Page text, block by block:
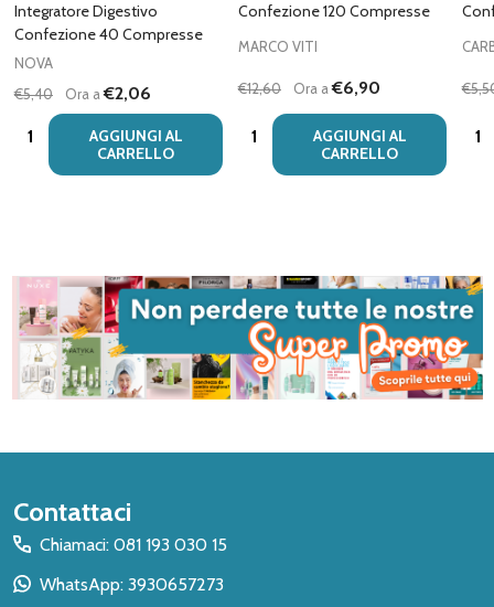
Integratore Digestivo
Confezione 40 Compresse
NOVA
€5,40
Ora a€2,06
Quantità:
AGGIUNGI AL
CARRELLO
Confezione 120 Compresse
MARCO VITI
€12,60 Ora a€6,90
Quantità:
AGGIUNGI AL
CARRELLO
Inizio
del
piè
Contattaci
Chiamaci: 081 193 030 15
WhatsApp: 3930657273